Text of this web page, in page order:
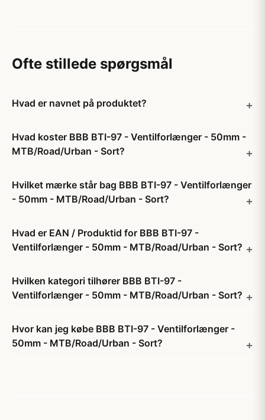
Ofte stillede spørgsmål
Hvad er navnet på produktet?
Hvad koster BBB BTI-97 - Ventilforlænger - 50mm -
MTB/Road/Urban - Sort?
Hvilket mærke står bag BBB BTI-97 - Ventilforlænger
- 50mm - MTB/Road/Urban - Sort?
Hvad er EAN / Produktid for BBB BTI-97 -
Ventilforlænger - 50mm - MTB/Road/Urban - Sort?
Hvilken kategori tilhører BBB BTI-97 -
Ventilforlænger - 50mm - MTB/Road/Urban - Sort?
Hvor kan jeg købe BBB BTI-97 - Ventilforlænger -
50mm - MTB/Road/Urban - Sort?